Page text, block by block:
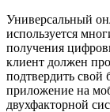
Универсальный
используется
получения
клиент должен
подтвердить свой
приложение на
двухфакторной